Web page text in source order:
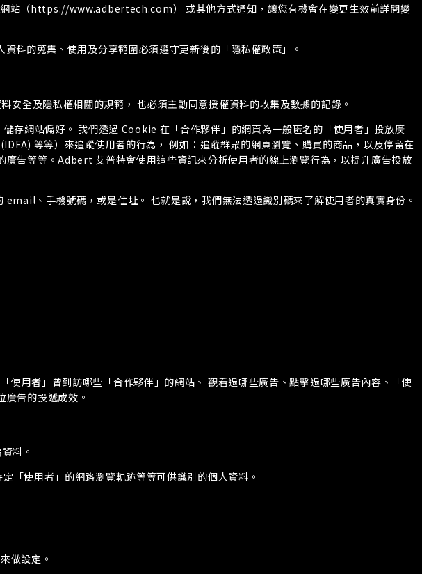
站（https://www.adbertech.com） 或其他方式通知，讓您有機會在變更生效前詳閱變
料的蒐集、使用及分享範圍必須遵守更新後的「隱私權政策」。
全及隱私權相關的規範， 也必須主動同意授權資料的收集及數據的記錄。
網站偏好。 我們透過 Cookie 在「合作夥伴」的網頁為一般匿名的「使用者」投放廣
等等）來追蹤使用者的行為， 例如：追蹤群眾的網頁瀏覽、購買的商品，以及停留在
告等等。Adbert 艾普特會使用這些資訊來分析使用者的線上瀏覽行為，以提升廣告投放
、手機號碼，或是住址。 也就是說，我們無法透過識別碼來了解使用者的真實身份。
用者」曾到訪哪些「合作夥伴」的網站、 觀看過哪些廣告、點擊過哪些廣告內容、「使
告的投遞成效。
料。
「使用者」的網路瀏覽軌跡等等可供識別的個人資料。
做設定。